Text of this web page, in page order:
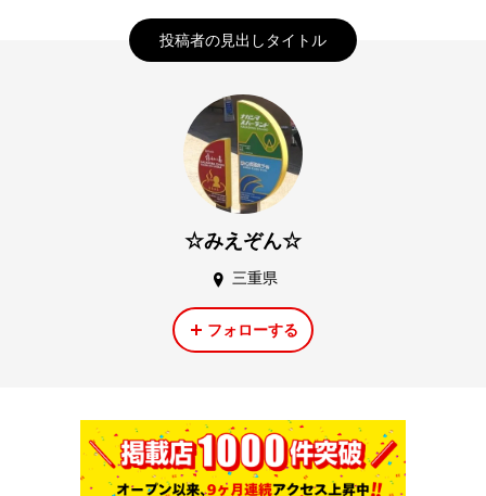
投稿者の見出しタイトル
☆みえぞん☆
三重県
フォローする